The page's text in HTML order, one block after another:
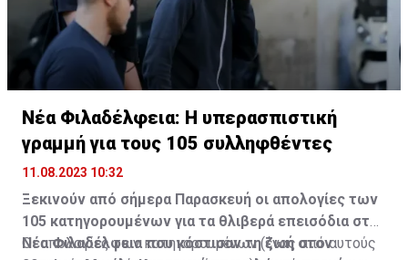
Νέα Φιλαδέλφεια: Η υπερασπιστική
γραμμή για τους 105 συλληφθέντες
11.08.2023 10:32
Ξεκινούν από σήμερα Παρασκευή οι απολογίες των
105 κατηγορουμένων για τα θλιβερά επεισόδια στη
Νέα Φιλαδέλφεια που κόστισαν τη ζωή στον
Οι απολογίες των κατηγορουμένων (ένας από αυτούς